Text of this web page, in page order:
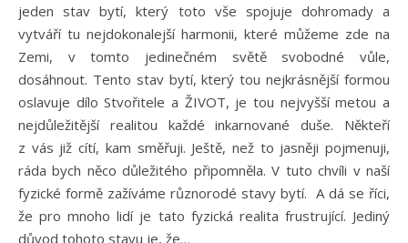
jeden stav bytí, který toto vše spojuje dohromady a
vytváří tu nejdokonalejší harmonii, které můžeme zde na
Zemi, v tomto jedinečném světě svobodné vůle,
dosáhnout. Tento stav bytí, který tou nejkrásnější formou
oslavuje dílo Stvořitele a ŽIVOT, je tou nejvyšší metou a
nejdůležitější realitou každé inkarnované duše. Někteří
z vás již cítí, kam směřuji. Ještě, než to jasněji pojmenuji,
ráda bych něco důležitého připomněla. V tuto chvíli v naší
fyzické formě zažíváme různorodé stavy bytí. A dá se říci,
že pro mnoho lidí je tato fyzická realita frustrující. Jediný
důvod tohoto stavu je, že…